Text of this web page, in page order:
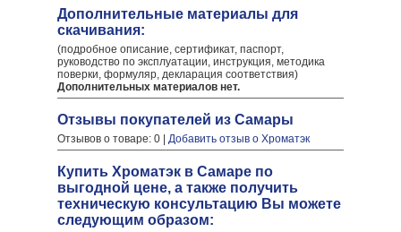
Дополнительные материалы для
скачивания:
(подробное описание, сертификат, паспорт,
руководство по эксплуатации, инструкция, методика
поверки, формуляр, декларация соответствия)
Дополнительных материалов нет.
Отзывы покупателей из Самары
Отзывов о товаре: 0 | Добавить отзыв о Хроматэк
Купить Хроматэк в Самаре по
выгодной цене, а также получить
техническую консультацию Вы можете
следующим образом: